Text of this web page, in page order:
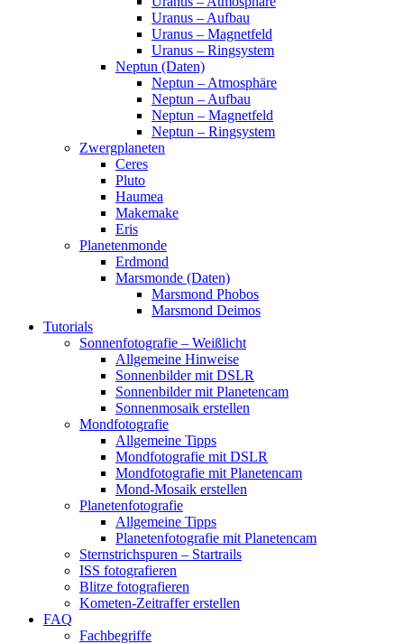
Uranus – Aufbau
Uranus – Magnetfeld
Uranus – Ringsystem
Neptun (Daten)
Neptun – Atmosphäre
Neptun – Aufbau
Neptun – Magnetfeld
Neptun – Ringsystem
Zwergplaneten
Ceres
Pluto
Haumea
Makemake
Eris
Planetenmonde
Erdmond
Marsmonde (Daten)
Marsmond Phobos
Marsmond Deimos
Tutorials
Sonnenfotografie – Weißlicht
Allgemeine Hinweise
Sonnenbilder mit DSLR
Sonnenbilder mit Planetencam
Sonnenmosaik erstellen
Mondfotografie
Allgemeine Tipps
Mondfotografie mit DSLR
Mondfotografie mit Planetencam
Mond-Mosaik erstellen
Planetenfotografie
Allgemeine Tipps
Planetenfotografie mit Planetencam
Sternstrichspuren – Startrails
ISS fotografieren
Blitze fotografieren
Kometen-Zeitraffer erstellen
FAQ
Fachbegriffe